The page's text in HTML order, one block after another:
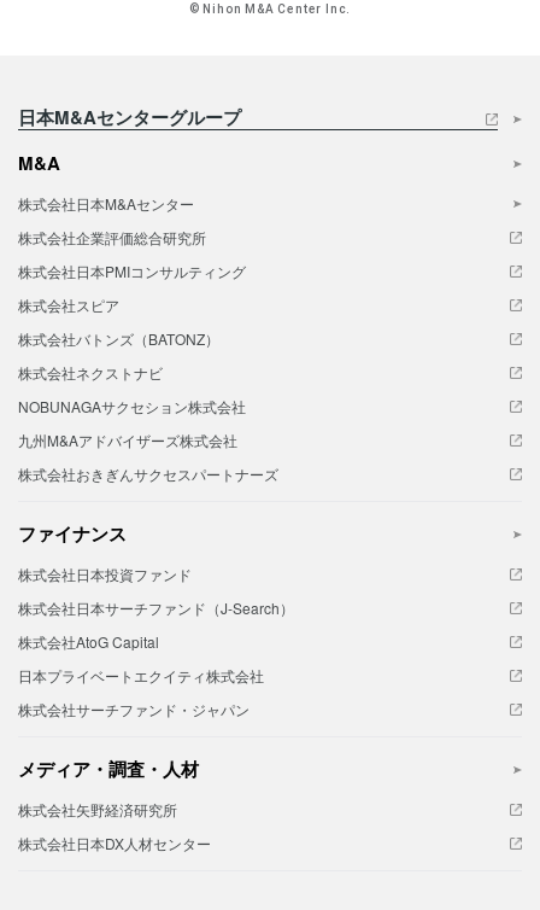
© Nihon M&A Center Inc.
日本M&Aセンターグループ
M&A
株式会社日本M&Aセンター
株式会社企業評価総合研究所
株式会社日本PMIコンサルティング
株式会社スピア
株式会社バトンズ（BATONZ）
株式会社ネクストナビ
NOBUNAGAサクセション株式会社
九州M&Aアドバイザーズ株式会社
株式会社おきぎんサクセスパートナーズ
ファイナンス
株式会社日本投資ファンド
株式会社日本サーチファンド（J-Search）
株式会社AtoG Capital
日本プライベートエクイティ株式会社
株式会社サーチファンド・ジャパン
メディア・調査・人材
株式会社矢野経済研究所
株式会社日本DX人材センター